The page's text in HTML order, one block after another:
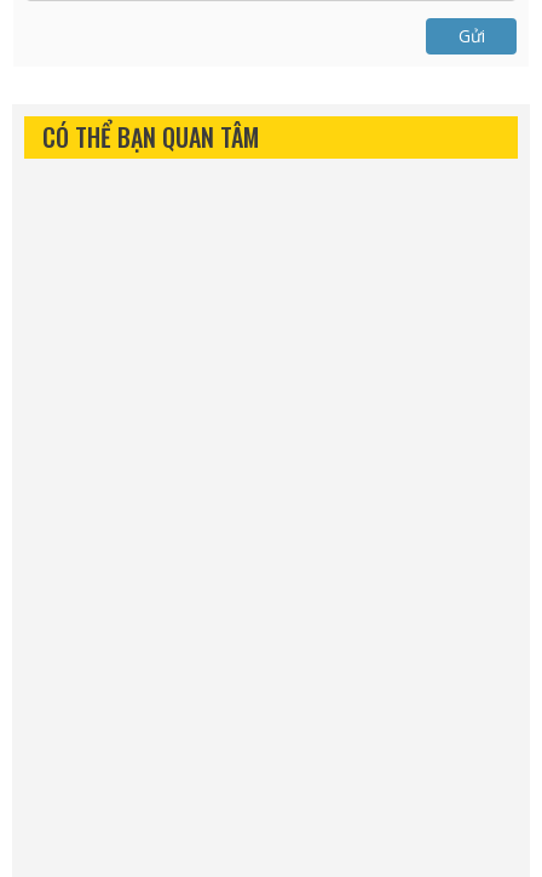
Gửi
CÓ THỂ BẠN QUAN TÂM